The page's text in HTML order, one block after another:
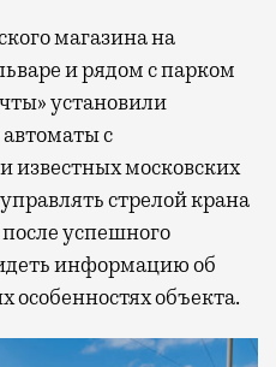
магазина на
и рядом с парком
установили
с
московских
стрелой крана
успешного
информацию об
особенностях объекта.